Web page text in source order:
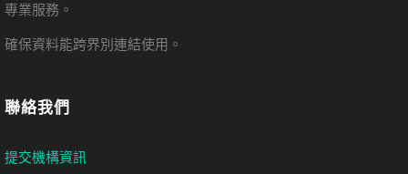
專業服務。
確保資料能跨界別連結使用。
聯絡我們
提交機構資訊